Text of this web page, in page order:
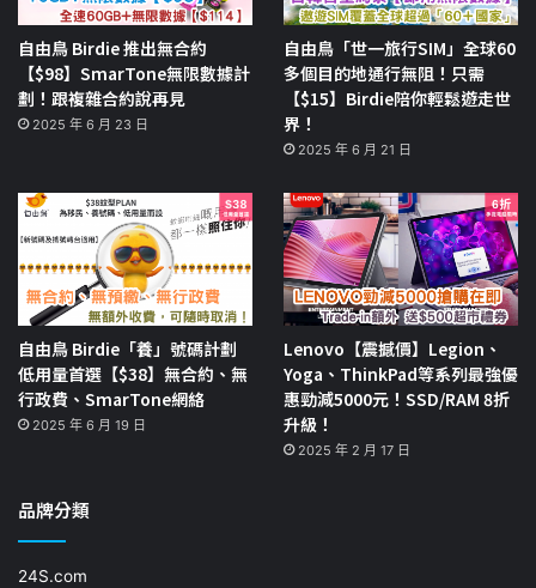
自由鳥 Birdie 推出無合約
【$98】SmarTone無限數據計
劃！跟複雜合約說再見
2025 年 6 月 23 日
自由鳥「世一旅行SIM」全球60
多個目的地通行無阻！只需
【$15】Birdie陪你輕鬆遊走世
界！
2025 年 6 月 21 日
自由鳥 Birdie「養」號碼計劃
低用量首選【$38】無合約、無
行政費、SmarTone網絡
2025 年 6 月 19 日
Lenovo【震撼價】Legion、
Yoga、ThinkPad等系列最強優
惠勁減5000元！SSD/RAM 8折
升級！
2025 年 2 月 17 日
品牌分類
24S.com